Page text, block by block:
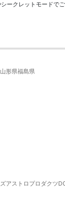
ークレットモードで
山形県福島県
アストロプロダクツ